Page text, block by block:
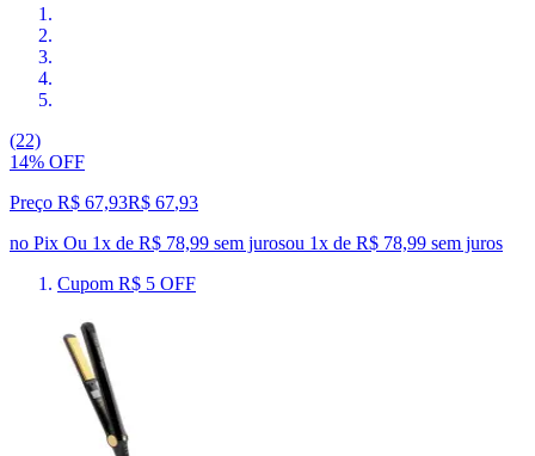
(22)
14% OFF
Preço R$ 67,93R$ 67,93
no Pix Ou 1x de R$ 78,99 sem jurosou 1x de R$ 78,99 sem juros
Cupom R$ 5 OFF